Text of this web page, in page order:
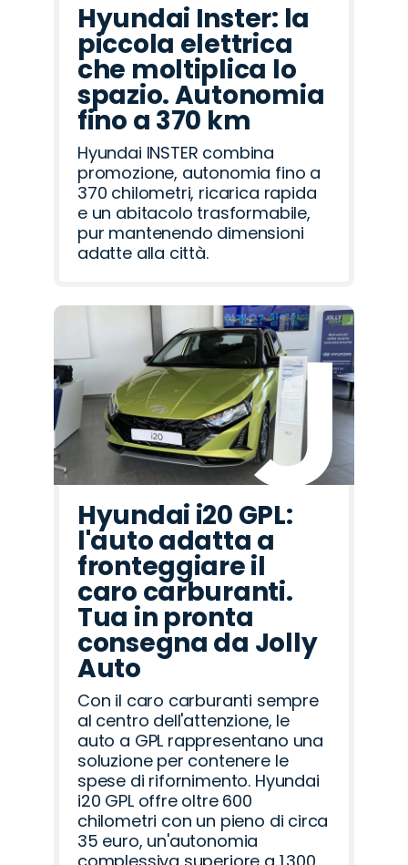
Hyundai Inster: la
piccola elettrica
che moltiplica lo
spazio. Autonomia
fino a 370 km
Hyundai INSTER combina
promozione, autonomia fino a
370 chilometri, ricarica rapida
e un abitacolo trasformabile,
pur mantenendo dimensioni
adatte alla città.
Hyundai i20 GPL:
l'auto adatta a
fronteggiare il
caro carburanti.
Tua in pronta
consegna da Jolly
Auto
Con il caro carburanti sempre
al centro dell'attenzione, le
auto a GPL rappresentano una
soluzione per contenere le
spese di rifornimento. Hyundai
i20 GPL offre oltre 600
chilometri con un pieno di circa
35 euro, un'autonomia